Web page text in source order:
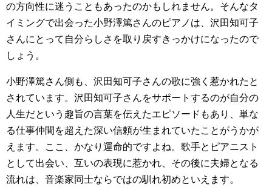
の方向性に迷うこともあったのかもしれません。そんなタ
イミングで出会った小野澤篤さんのピアノは、沢田知可子
さんにとって自分らしさを取り戻すきっかけになったので
しょう。
小野澤篤さん側も、沢田知可子さんの歌に強く惹かれたと
されています。沢田知可子さんをサポートするのが自分の
人生だという趣旨の言葉を伝えたエピソードもあり、単な
る仕事仲間を超えた深い信頼が生まれていたことがうかが
えます。ここ、かなり運命的ですよね。歌手とピアニスト
として出会い、互いの表現に惹かれ、その後に夫婦となる
流れは、音楽家同士ならではの馴れ初めといえます。